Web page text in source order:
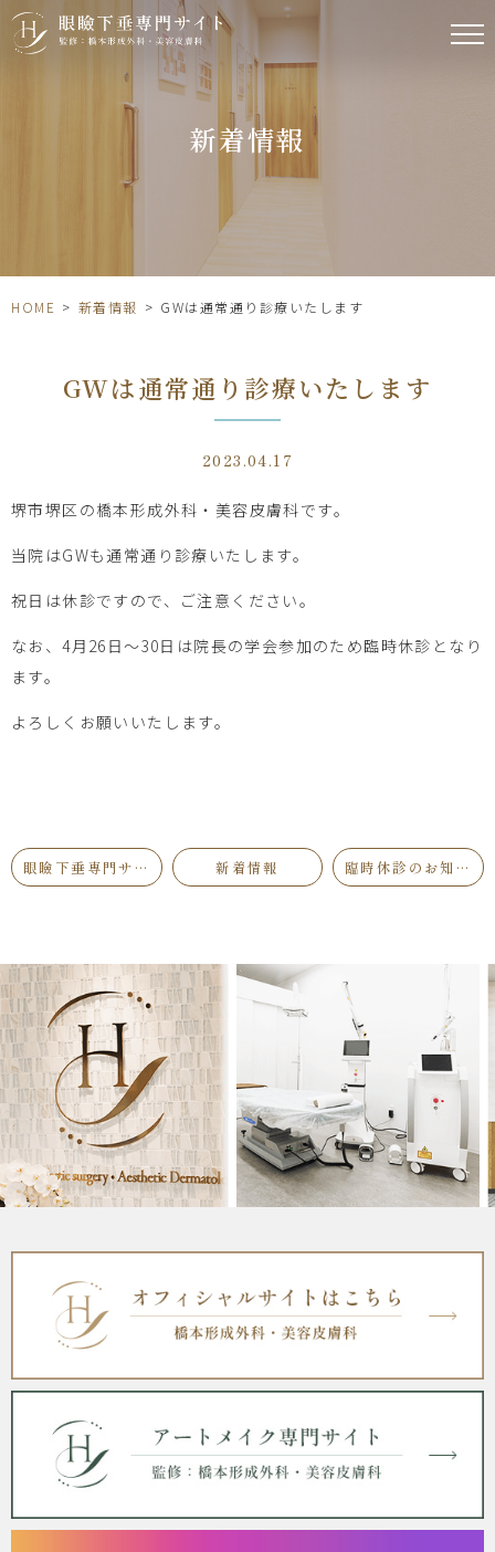
新着情報
HOME > 新着情報 > GWは通常通り診療いたします
GWは通常通り診療いたします
2023.04.17
堺市堺区の橋本形成外科・美容皮膚科です。
当院はGWも通常通り診療いたします。
祝日は休診ですので、ご注意ください。
なお、4月26日〜30日は院長の学会参加のため臨時休診となり
ます。
よろしくお願いいたします。
眼瞼下垂専門サイトを公開しました 新着情報 臨時休診のお知らせ【4月・5月】